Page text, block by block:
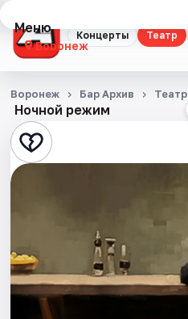
Концерты Театр
Меню
Воронеж
Концерты
Театр
Стендап
Экскурсии
Спорт
Ночной режим
Воронеж Бар Архив Театр